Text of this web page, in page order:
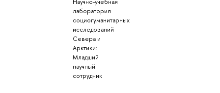
лаборатория
социогуманитарных
исследований
Севера и
Арктики:
Младший
научный
сотрудник